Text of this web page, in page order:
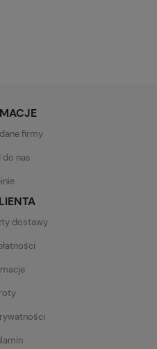
firmy
do nas
dostawy